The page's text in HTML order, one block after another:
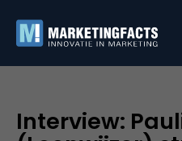
Interview: